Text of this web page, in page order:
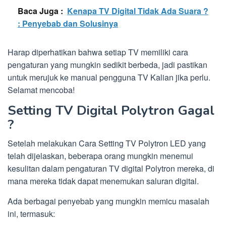
Baca Juga : Kenapa TV Digital Tidak Ada Suara ?
: Penyebab dan Solusinya
Harap diperhatikan bahwa setiap TV memiliki cara
pengaturan yang mungkin sedikit berbeda, jadi pastikan
untuk merujuk ke manual pengguna TV Kalian jika perlu.
Selamat mencoba!
Setting TV Digital Polytron Gagal
?
Setelah melakukan Cara Setting TV Polytron LED yang
telah dijelaskan, beberapa orang mungkin menemui
kesulitan dalam pengaturan TV digital Polytron mereka, di
mana mereka tidak dapat menemukan saluran digital.
Ada berbagai penyebab yang mungkin memicu masalah
ini, termasuk: